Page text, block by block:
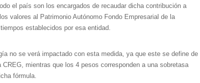
el país son los encargados de recaudar dicha contribución a
valores al Patrimonio Autónomo Fondo Empresarial de la
establecidos por esa entidad.
no se verá impactado con esta medida, ya que este se define de
mientras que los 4 pesos corresponden a una sobretasa
fórmula.